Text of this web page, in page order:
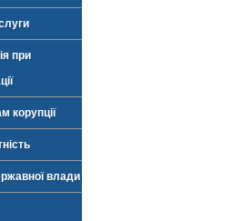
при
корупції
влади